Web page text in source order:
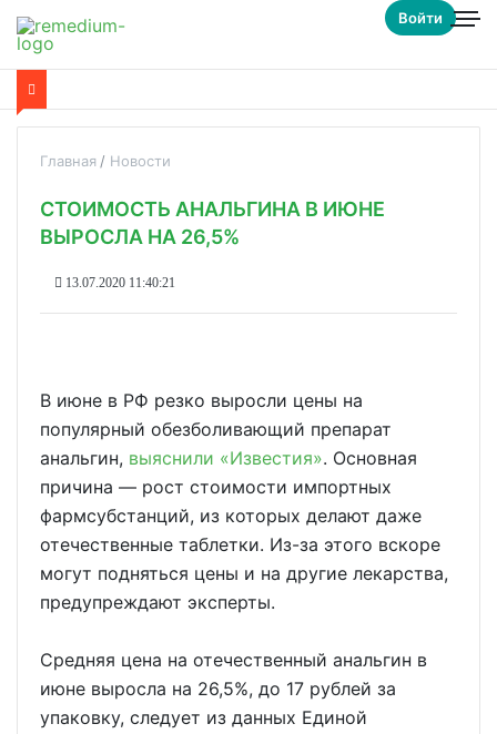
Войти
Главная Новости
СТОИМОСТЬ АНАЛЬГИНА В ИЮНЕ
ВЫРОСЛА НА 26,5%
13.07.2020 11:40:21
В июне в РФ резко выросли цены на
популярный обезболивающий препарат
анальгин, выяснили «Известия». Основная
причина — рост стоимости импортных
фармсубстанций, из которых делают даже
отечественные таблетки. Из-за этого вскоре
могут подняться цены и на другие лекарства,
предупреждают эксперты.
Средняя цена на отечественный анальгин в
июне выросла на 26,5%, до 17 рублей за
упаковку, следует из данных Единой